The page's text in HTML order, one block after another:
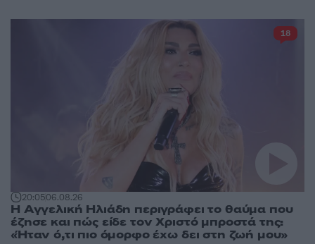
20:0506.08.26
Η Αγγελική Ηλιάδη περιγράφει το θαύμα που
έζησε και πώς είδε τον Χριστό μπροστά της:
«Ήταν ό,τι πιο όμορφο έχω δει στη ζωή μου»
18